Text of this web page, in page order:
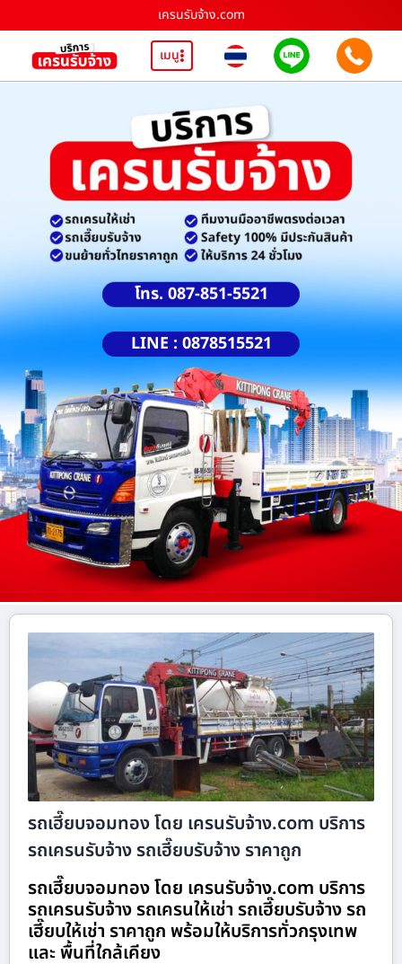
เครนรับจ้าง.com
เมนู
โทร. 087-851-5521
LINE : 0878515521
รถเฮี๊ยบจอมทอง โดย เครนรับจ้าง.com บริการ
รถเครนรับจ้าง รถเฮี๊ยบรับจ้าง ราคาถูก
รถเฮี๊ยบจอมทอง โดย เครนรับจ้าง.com บริการ
รถเครนรับจ้าง รถเครนให้เช่า รถเฮี๊ยบรับจ้าง รถ
เฮี๊ยบให้เช่า ราคาถูก พร้อมให้บริการทั่วกรุงเทพ
และ พื้นที่ใกล้เคียง